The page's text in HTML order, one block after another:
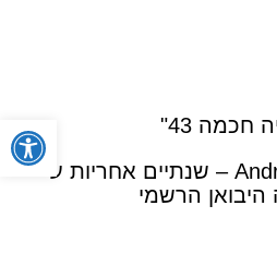
חכמה 43"
Android TV FHD HDR – שנתיים אחריות ע"י
הרשמי